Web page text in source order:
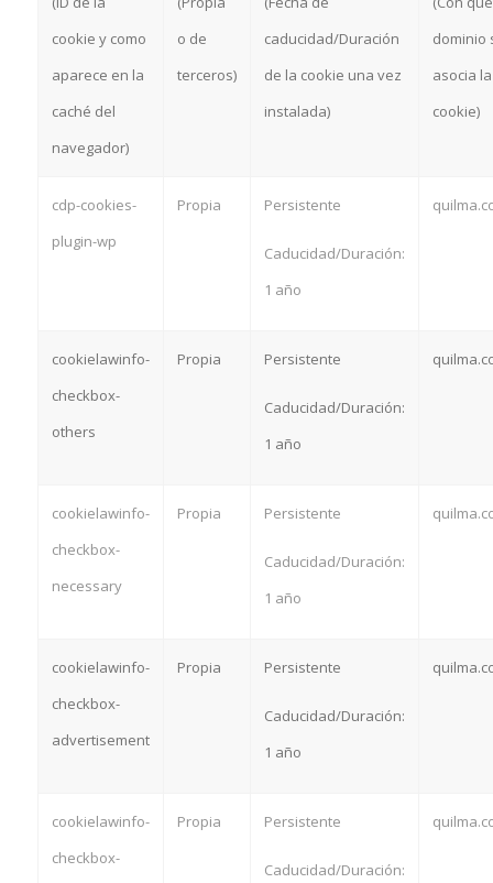
cookie y como
aparece en la
caché del
navegador)
o de
terceros)
caducidad/Duración
de la cookie una vez
instalada)
dominio
asocia la
cookie)
cdp-cookies-
plugin-wp
Propia Persistente
Caducidad/Duración:
1 año
cookielawinfo-
checkbox-
others
Propia Persistente
Caducidad/Duración:
1 año
cookielawinfo-
checkbox-
necessary
Propia Persistente
Caducidad/Duración:
1 año
cookielawinfo-
checkbox-
advertisement
Propia Persistente
Caducidad/Duración:
1 año
cookielawinfo-
checkbox-
Propia Persistente
Caducidad/Duración: